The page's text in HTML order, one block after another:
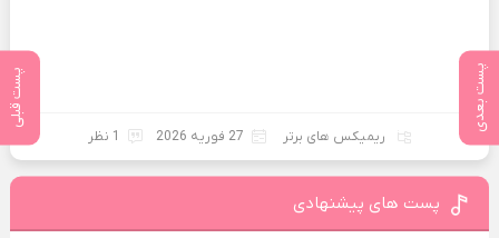
پست بعدی پست قبلی
ریمیکس های برتر 27 فوریه 2026 1 نظر
پست های پیشنهادی